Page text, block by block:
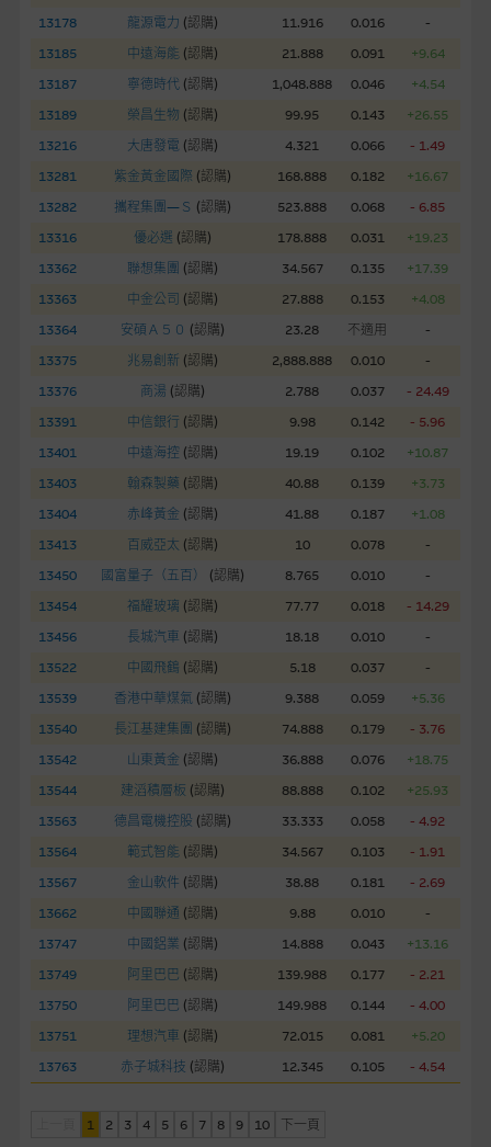
13178
龍源電力 (認購) 11.916 0.016
-
13185
中遠海能 (認購) 21.888 0.091
+9.64
13187
寧德時代 (認購) 1,048.888 0.046
+4.54
13189
榮昌生物 (認購) 99.95 0.143
+26.55
13216
大唐發電 (認購) 4.321 0.066
- 1.49
13281
紫金黃金國際 (認購) 168.888 0.182
+16.67
13282
攜程集團—Ｓ (認購) 523.888 0.068
- 6.85
13316
優必選 (認購) 178.888 0.031
+19.23
13362
聯想集團 (認購) 34.567 0.135
+17.39
13363
中金公司 (認購) 27.888 0.153
+4.08
13364
安碩Ａ５０ (認購) 23.28 不適用
-
13375
兆易創新 (認購) 2,888.888 0.010
-
13376
商湯 (認購) 2.788 0.037
- 24.49
13391
中信銀行 (認購) 9.98 0.142
- 5.96
13401
中遠海控 (認購) 19.19 0.102
+10.87
13403
翰森製藥 (認購) 40.88 0.139
+3.73
13404
赤峰黃金 (認購) 41.88 0.187
+1.08
13413
百威亞太 (認購) 10 0.078
-
13450
國富量子（五百） (認購) 8.765 0.010
-
13454
福耀玻璃 (認購) 77.77 0.018
- 14.29
13456
長城汽車 (認購) 18.18 0.010
-
13522
中國飛鶴 (認購) 5.18 0.037
-
13539
香港中華煤氣 (認購) 9.388 0.059
+5.36
13540
長江基建集團 (認購) 74.888 0.179
- 3.76
13542
山東黃金 (認購) 36.888 0.076
+18.75
13544
建滔積層板 (認購) 88.888 0.102
+25.93
13563
德昌電機控股 (認購) 33.333 0.058
- 4.92
13564
範式智能 (認購) 34.567 0.103
- 1.91
13567
金山軟件 (認購) 38.88 0.181
- 2.69
13662
中國聯通 (認購) 9.88 0.010
-
13747
中國鋁業 (認購) 14.888 0.043
+13.16
13749
阿里巴巴 (認購) 139.988 0.177
- 2.21
13750
阿里巴巴 (認購) 149.988 0.144
- 4.00
13751
理想汽車 (認購) 72.015 0.081
+5.20
13763
赤子城科技 (認購) 12.345 0.105 - 4.54
1 2 3 4 5 6 7 8 9 10
下一頁
本使用條款的所有方面均受香港法例管限。
無法收回部份或全部應收款項。結構性產品價格可升可跌。過往
表現並不反映未來表現。產品的第二市場可能有限而麥格理資本
股份有限公司可能是唯一報價方。閣下應閱讀載于
www.warrants.com.hk 之上市文件以瞭解結構性產品的詳情及
自行評估箇中風險。如有需要，請徵詢獨立之專業意見。牛熊證
損失全部投資；而(ii)R類牛熊證之剩餘價值則可能為零。
網站連結
本網站或載有連接非由麥格理集團管理的網站的連結。此等連結
純為方便閣下取得更多關於市場上相關產品及機構的資訊。麥格
理集團對此等網站的內容及所介紹的產品或服務，均無任何操控
適，不作任何聲明。麥格理集團建議閣下自行向本網站述及或連
接的第三者查詢。此外，載有第三者網站的連結，不應視為該第
三者推介本網站。
本網站雖連接第三者管理的網站，但麥格理集團並非授權網站瀏
權。
經由本網站接觸到的軟件應用
部分可經本網站連結下載的軟件程式屬於第三者的產品。閣下使
用此等屬於第三者的軟件，須自負全責。此等軟件的使用，可能
受軟件持有人訂出的使用條款約束。
在法律容許的所有範圍內，麥格理集團概不承擔經由本網站使用
或下載任何軟件(不論是否屬於第三者)而引起的責任。麥格理集
團並且對此等軟件不作任何聲明，也不提供任何保證，特別是在
法律容許的所有範圍內，概不負責經由本網站使用或下載任何軟
件(不論是否屬於第三者)而出現電腦病毒或任何其他後果所導致
損)。
基本上市文件及補充上市文件
就有關MBL每次發行之認股證及/或牛熊證而言，認股證及/或牛
熊證之條款及條件以及發行商的財務與其他資料已載列於基本上
於本網站。